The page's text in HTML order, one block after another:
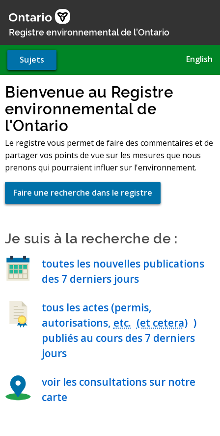
au
contenu
Registre environnemental de l'Ontario
Sujets English
Bienvenue au Registre
environnemental de
l'Ontario
Le registre vous permet de faire des commentaires et de
partager vos points de vue sur les mesures que nous
prenons qui pourraient influer sur l'environnement.
Faire une recherche dans le registre
Je suis à la recherche de :
toutes les nouvelles publications
des 7 derniers jours
tous les actes (permis,
autorisations, etc.
)
publiés au cours des 7 derniers
jours
voir les consultations sur notre
carte